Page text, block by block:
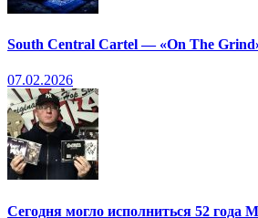
South Central Cartel — «On The
07.02.2026
Сегодня могло исполниться 52 года